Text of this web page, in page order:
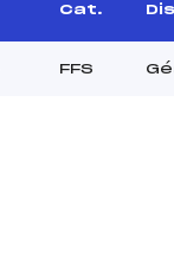
Cat.
FFS